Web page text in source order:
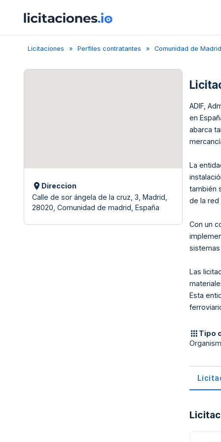
Licitaciones Perfiles contratantes Comunidad de Madrid
Direccion
Calle de sor ángela de la cruz, 3, Madrid,
28020, Comunidad de madrid, España
ADIF,
en
abarca
La
también
de la red
Con un
Las
Esta
Tipo